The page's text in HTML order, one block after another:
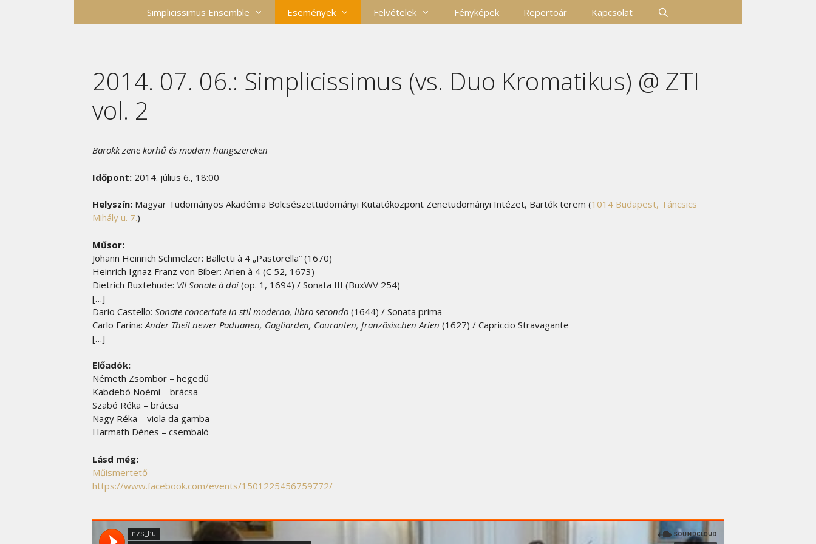
Simplicissimus Ensemble Események Felvételek Fényképek Repertoár Kapcsolat
2014. 07. 06.: Simplicissimus (vs. Duo Kromatikus) @ ZTI
vol. 2
Barokk zene korhű és modern hangszereken
Időpont: 2014. július 6., 18:00
Helyszín: Magyar Tudományos Akadémia Bölcsészettudományi Kutatóközpont Zenetudományi Intézet, Bartók terem (1014 Budapest, Táncsics
Mihály u. 7.)
Műsor:
Johann Heinrich Schmelzer: Balletti à 4 „Pastorella” (1670)
Heinrich Ignaz Franz von Biber: Arien à 4 (C 52, 1673)
Dietrich Buxtehude: VII Sonate à doi (op. 1, 1694) / Sonata III (BuxWV 254)
[…]
Dario Castello: Sonate concertate in stil moderno, libro secondo (1644) / Sonata prima
Carlo Farina: Ander Theil newer Paduanen, Gagliarden, Couranten, französischen Arien (1627) / Capriccio Stravagante
[…]
Előadók:
Németh Zsombor – hegedű
Kabdebó Noémi – brácsa
Szabó Réka – brácsa
Nagy Réka – viola da gamba
Harmath Dénes – csembaló
Lásd még:
Műismertető
https://www.facebook.com/events/1501225456759772/